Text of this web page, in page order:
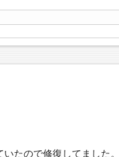
たので修復してました